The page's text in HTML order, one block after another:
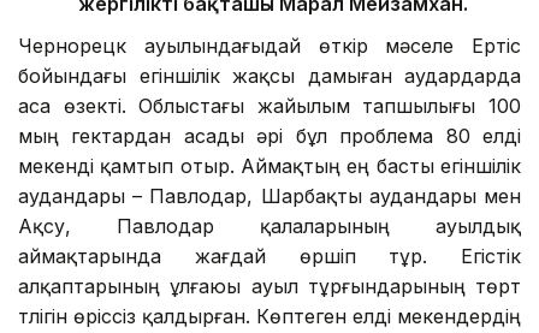
Чернорецк ауылындағыдай өткір мәселе Ертіс
бойындағы егіншілік жақсы дамыған аудардарда
аса өзекті. Облыстағы жайылым тапшылығы 100
мың гектардан асады әрі бұл проблема 80 елді
мекенді қамтып отыр. Аймақтың ең басты егіншілік
аудандары – Павлодар, Шарбақты аудандары мен
Ақсу, Павлодар қалаларының ауылдық
аймақтарында жағдай өршіп тұр. Егістік
алқаптарының ұлғаюы ауыл тұрғындарының төрт
түлігін өріссіз қалдырған. Көптеген елді мекендердің